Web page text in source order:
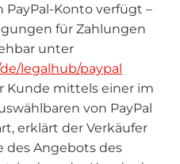
Konto verfügt –
für Zahlungen
unter
/legalhub/paypal
Kunde mittels einer im
von PayPal
erklärt der Verkäufer
des Angebots des